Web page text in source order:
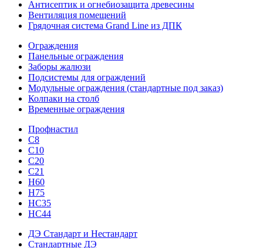
Антисептик и огнебиозащита древесины
Вентиляция помещений
Грядочная система Grand Line из ДПК
Ограждения
Панельные ограждения
Заборы жалюзи
Подсистемы для ограждений
Модульные ограждения (стандартные под заказ)
Колпаки на столб
Временные ограждения
Профнастил
С8
С10
С20
С21
H60
H75
HС35
НС44
ДЭ Стандарт и Нестандарт
Стандартные ДЭ